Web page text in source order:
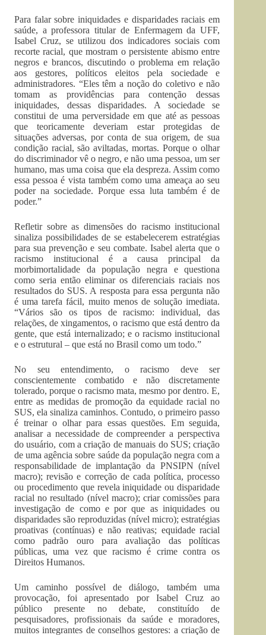
Para falar sobre iniquidades e disparidades raciais em
saúde, a professora titular de Enfermagem da UFF,
Isabel Cruz, se utilizou dos indicadores sociais com
recorte racial, que mostram o persistente abismo entre
negros e brancos, discutindo o problema em relação
aos gestores, políticos eleitos pela sociedade e
administradores. “Eles têm a noção do coletivo e não
tomam as providências para contenção dessas
iniquidades, dessas disparidades. A sociedade se
constitui de uma perversidade em que até as pessoas
que teoricamente deveriam estar protegidas de
situações adversas, por conta de sua origem, de sua
condição racial, são aviltadas, mortas. Porque o olhar
do discriminador vê o negro, e não uma pessoa, um ser
humano, mas uma coisa que ela despreza. Assim como
essa pessoa é vista também como uma ameaça ao seu
poder na sociedade. Porque essa luta também é de
poder.”
Refletir sobre as dimensões do racismo institucional
sinaliza possibilidades de se estabelecerem estratégias
para sua prevenção e seu combate. Isabel alerta que o
racismo institucional é a causa principal da
morbimortalidade da população negra e questiona
como seria então eliminar os diferenciais raciais nos
resultados do SUS. A resposta para essa pergunta não
é uma tarefa fácil, muito menos de solução imediata.
“Vários são os tipos de racismo: individual, das
relações, de xingamentos, o racismo que está dentro da
gente, que está internalizado; e o racismo institucional
e o estrutural – que está no Brasil como um todo.”
No seu entendimento, o racismo deve ser
conscientemente combatido e não discretamente
tolerado, porque o racismo mata, mesmo por dentro. E,
entre as medidas de promoção da equidade racial no
SUS, ela sinaliza caminhos. Contudo, o primeiro passo
é treinar o olhar para essas questões. Em seguida,
analisar a necessidade de compreender a perspectiva
do usuário, com a criação de manuais do SUS; criação
de uma agência sobre saúde da população negra com a
responsabilidade de implantação da PNSIPN (nível
macro); revisão e correção de cada política, processo
ou procedimento que revela iniquidade ou disparidade
racial no resultado (nível macro); criar comissões para
investigação de como e por que as iniquidades ou
disparidades são reproduzidas (nível micro); estratégias
proativas (contínuas) e não reativas; equidade racial
como padrão ouro para avaliação das políticas
públicas, uma vez que racismo é crime contra os
Direitos Humanos.
Um caminho possível de diálogo, também uma
provocação, foi apresentado por Isabel Cruz ao
público presente no debate, constituído de
pesquisadores, profissionais da saúde e moradores,
muitos integrantes de conselhos gestores: a criação de